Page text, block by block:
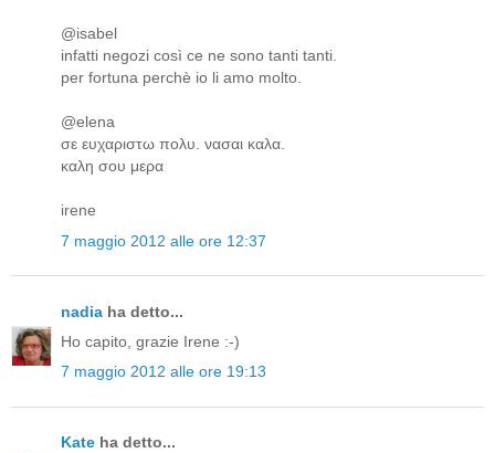
@isabel
infatti negozi così ce ne sono tanti tanti.
per fortuna perchè io li amo molto.
@elena
σε ευχαριστω πολυ. νασαι καλα.
καλη σου μερα
irene
7 maggio 2012 alle ore 12:37
nadia ha detto...
Ho capito, grazie Irene :-)
7 maggio 2012 alle ore 19:13
Kate ha detto...